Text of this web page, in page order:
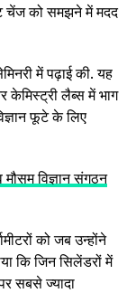
चेंज को समझने में मदद
में पढ़ाई की. यह
केमिस्ट्री लैब्स में भाग
फूटे के लिए
मौसम विज्ञान संगठन
को जब उन्होंने
कि जिन सिलेंडरों में
सबसे ज्यादा